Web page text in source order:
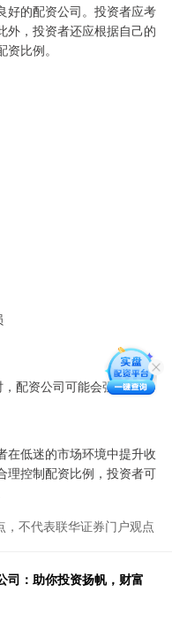
好的配资公司。投资者应考
外，投资者还应根据自己的
比例。
配资公司可能会强制平仓
在低迷的市场环境中提升收
理控制配资比例，投资者可
，不代表联华证券门户观点
司：助你投资扬帆，财富